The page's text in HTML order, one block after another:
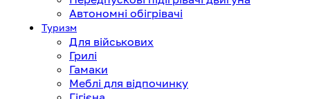
Автономні обігрівачі
Туризм
Для військових
Грилі
Гамаки
Меблі для відпочинку